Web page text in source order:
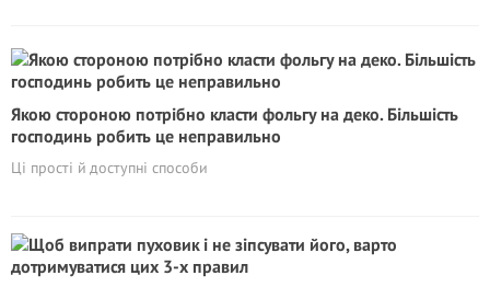
Якою стороною потрібно класти фольгу на деко. Більшість
господинь робить це неправильно
Ці прості й доступні способи